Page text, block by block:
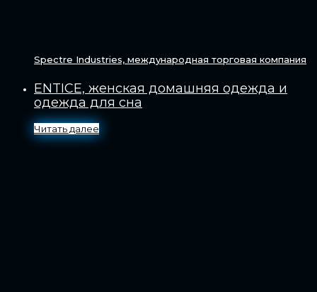
Spectre Industries, международная торговая компания
ENTICE, женская домашняя одежда и
одежда для сна
Читать далее